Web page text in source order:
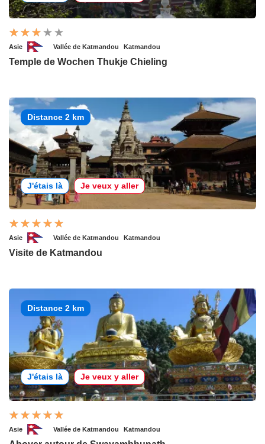
Asie Vallée de Katmandou Katmandou
Temple de Wochen Thukje Chieling
Distance 2 km
J'étais là Je veux y aller
Asie Vallée de Katmandou Katmandou
Visite de Katmandou
Distance 2 km
J'étais là Je veux y aller
Asie Vallée de Katmandou Katmandou